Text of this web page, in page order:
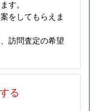
す。
をしてもらえま
訪問査定の希望
る